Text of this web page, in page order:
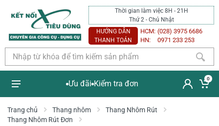
Thời gian làm việc 8H - 21H
Thứ 2 - Chủ Nhật
HƯỚNG DẪN
THANH TOÁN
HCM: (028) 3975 6686
HN:
0971 233 253
Ưu đãi Kiểm tra đơn
0
Trang chủ Thang nhôm
Thang Nhôm Rút
Thang Nhôm Rút Đơn